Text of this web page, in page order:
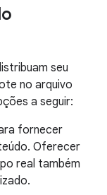
seu
no arquivo
a seguir:
fornecer
Oferecer
real também